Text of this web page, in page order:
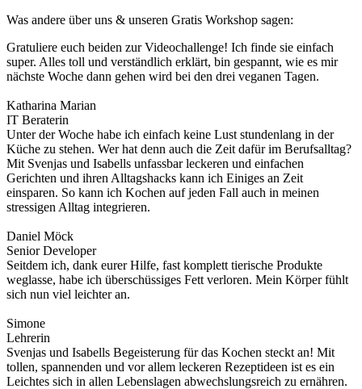
Was andere über uns & unseren Gratis Workshop sagen:
Gratuliere euch beiden zur Videochallenge! Ich finde sie einfach
super. Alles toll und verständlich erklärt, bin gespannt, wie es mir
nächste Woche dann gehen wird bei den drei veganen Tagen.
Katharina Marian
IT Beraterin
Unter der Woche habe ich einfach keine Lust stundenlang in der
Küche zu stehen. Wer hat denn auch die Zeit dafür im Berufsalltag?
Mit Svenjas und Isabells unfassbar leckeren und einfachen
Gerichten und ihren Alltagshacks kann ich Einiges an Zeit
einsparen. So kann ich Kochen auf jeden Fall auch in meinen
stressigen Alltag integrieren.
Daniel Möck
Senior Developer
Seitdem ich, dank eurer Hilfe, fast komplett tierische Produkte
weglasse, habe ich überschüssiges Fett verloren. Mein Körper fühlt
sich nun viel leichter an.
Simone
Lehrerin
Svenjas und Isabells Begeisterung für das Kochen steckt an! Mit
tollen, spannenden und vor allem leckeren Rezeptideen ist es ein
Leichtes sich in allen Lebenslagen abwechslungsreich zu ernähren.